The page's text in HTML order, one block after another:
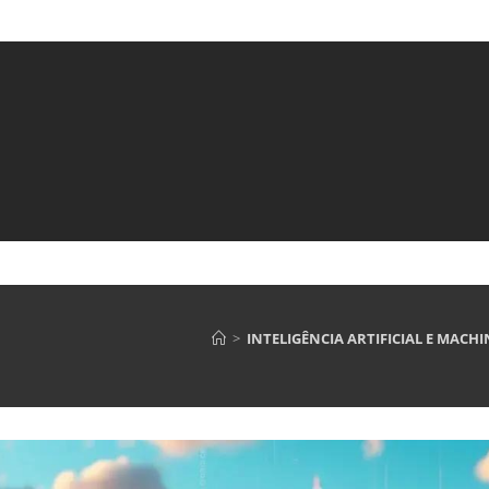
> INTELIGÊNCIA ARTIFICIAL E